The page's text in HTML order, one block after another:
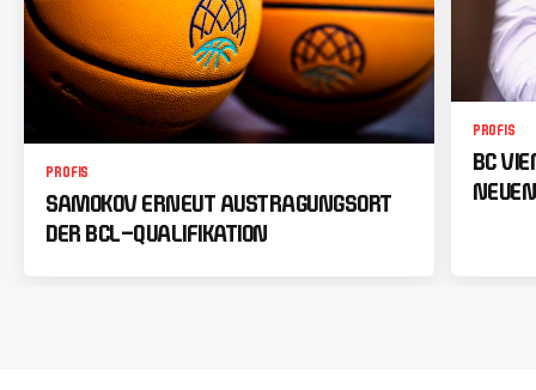
PROFIS
SAMOKOV ERNEUT AUSTRAGUNGSORT
DER BCL-QUALIFIKATION
PROFIS
BC